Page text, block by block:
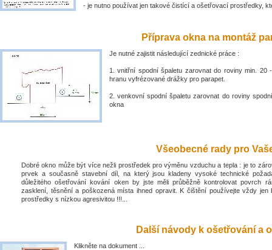
- je nutno používat jen takové čistící a ošetřovací prostředky,
Příprava okna na montáž
Je nutné zajistit následující zednické práce :
1. vnitřní spodní špaletu zarovnat do roviny min. 20
hranu vyfrézované drážky pro parapet.
2. venkovní spodní špaletu zarovnat do roviny
okna
Všeobecné rady pro
Dobré okno může být více nežli prostředek pro výměnu vzduchu a tepla : je to
prvek a současně stavební díl, na který jsou kladeny vysoké technické
důležitého ošetřování kování oken by jste měli průběžně kontrolovat povrch
zasklení, těsnění a poškozená místa ihned opravit. K čištění používejte vždy jen
prostředky s nízkou agresivitou !!!...
Další návody k ošetřování a
Klikněte na dokument ...